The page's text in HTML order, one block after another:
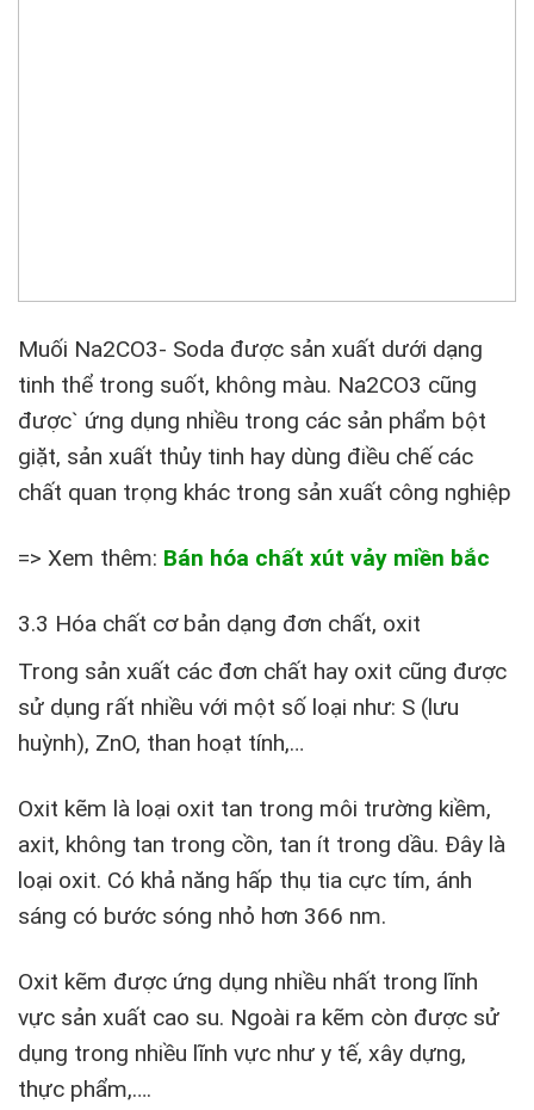
Muối Na2CO3- Soda được sản xuất dưới dạng
tinh thể trong suốt, không màu. Na2CO3 cũng
được` ứng dụng nhiều trong các sản phẩm bột
giặt, sản xuất thủy tinh hay dùng điều chế các
chất quan trọng khác trong sản xuất công nghiệp
=> Xem thêm: Bán hóa chất xút vảy miền bắc
3.3 Hóa chất cơ bản dạng đơn chất, oxit
Trong sản xuất các đơn chất hay oxit cũng được
sử dụng rất nhiều với một số loại như: S (lưu
huỳnh), ZnO, than hoạt tính,…
Oxit kẽm là loại oxit tan trong môi trường kiềm,
axit, không tan trong cồn, tan ít trong dầu. Đây là
loại oxit. Có khả năng hấp thụ tia cực tím, ánh
sáng có bước sóng nhỏ hơn 366 nm.
Oxit kẽm được ứng dụng nhiều nhất trong lĩnh
vực sản xuất cao su. Ngoài ra kẽm còn được sử
dụng trong nhiều lĩnh vực như y tế, xây dựng,
thực phẩm,….